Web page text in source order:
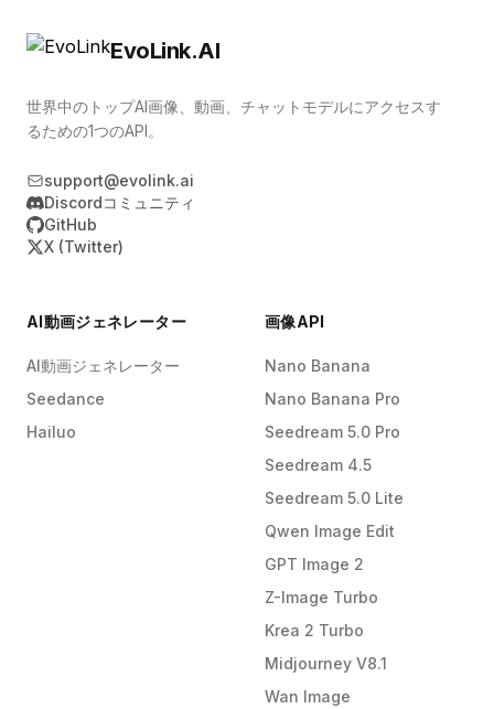
EvoLink.AI
世界中のトップAI画像、動画、チャットモデルにアクセスす
るための1つのAPI。
support@evolink.ai
Discordコミュニティ
GitHub
X (Twitter)
AI動画ジェネレーター
AI動画ジェネレーター
Seedance
Hailuo
画像API
Nano Banana
Nano Banana Pro
Seedream 5.0 Pro
Seedream 4.5
Seedream 5.0 Lite
Qwen Image Edit
GPT Image 2
Z-Image Turbo
Krea 2 Turbo
Midjourney V8.1
Wan Image